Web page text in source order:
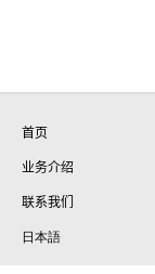
首页
业务介绍
联系我们
日本語